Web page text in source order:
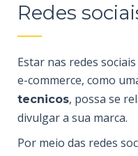
Redes
Estar nas redes sociais
e-commerce, como
tecnicos, possa se
divulgar a sua marca.
Por meio das redes